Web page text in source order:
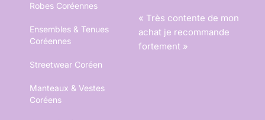
Robes Coréennes
Ensembles & Tenues
Coréennes
Streetwear Coréen
Manteaux & Vestes
Coréens
« Très contente de mon
achat je recommande
fortement »